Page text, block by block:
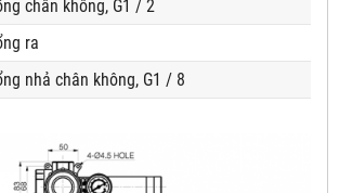
chân không, G1 / 2
ra
nhả chân không, G1 / 8